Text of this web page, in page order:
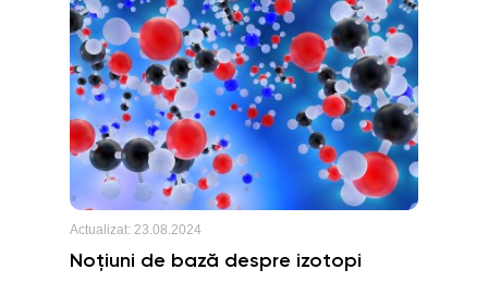
Actualizat: 23.08.2024
Noțiuni de bază despre izotopi